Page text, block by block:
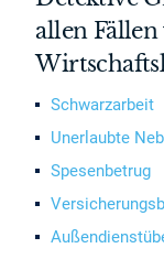
allen Fällen
Schwarzarbeit
Unerlaubte
Spesenbetrug